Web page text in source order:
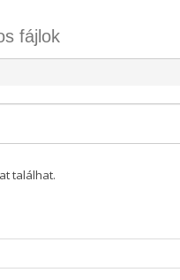
fájlok
találhat.